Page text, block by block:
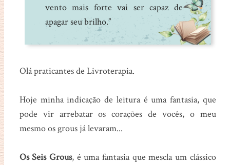
vento mais forte vai ser capaz de
apagar seu brilho.”
Olá praticantes de Livroterapia.
Hoje minha indicação de leitura é uma fantasia, que
pode vir arrebatar os corações de vocês, o meu
mesmo os grous já levaram...
Os Seis Grous, é uma fantasia que mescla um clássico